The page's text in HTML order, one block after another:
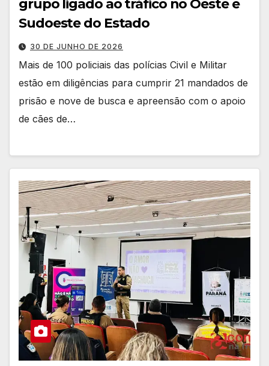
grupo ligado ao tráfico no Oeste e
Sudoeste do Estado
30 DE JUNHO DE 2026
Mais de 100 policiais das polícias Civil e Militar
estão em diligências para cumprir 21 mandados de
prisão e nove de busca e apreensão com o apoio
de cães de…